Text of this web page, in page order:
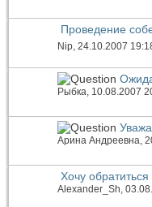
Проведение
Nip, 24.10.2007
Рыбка , 10.08.2007
Арина Андреевна,
Хочу
Alexander_Sh,